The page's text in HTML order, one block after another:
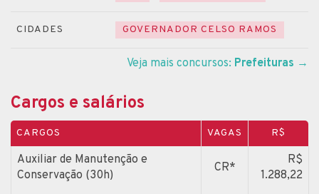
CIDADES GOVERNADOR CELSO RAMOS
Veja mais concursos: Prefeituras →
Cargos e salários
CARGOS VAGAS R$
Auxiliar de Manutenção e
Conservação (30h)
CR*
R$
1.288,22